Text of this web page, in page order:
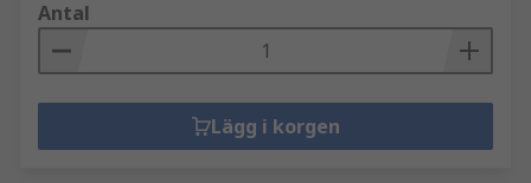
Antal
Lägg i korgen